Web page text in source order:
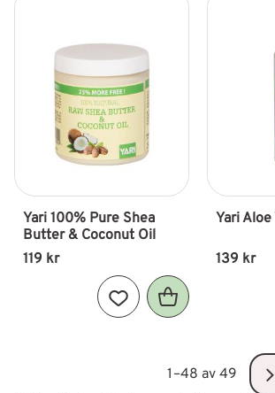
Yari 100% Pure Shea
Butter & Coconut Oil
119 kr
Lägg till i favoriter
Yari Aloe
139 kr
1–48 av 49